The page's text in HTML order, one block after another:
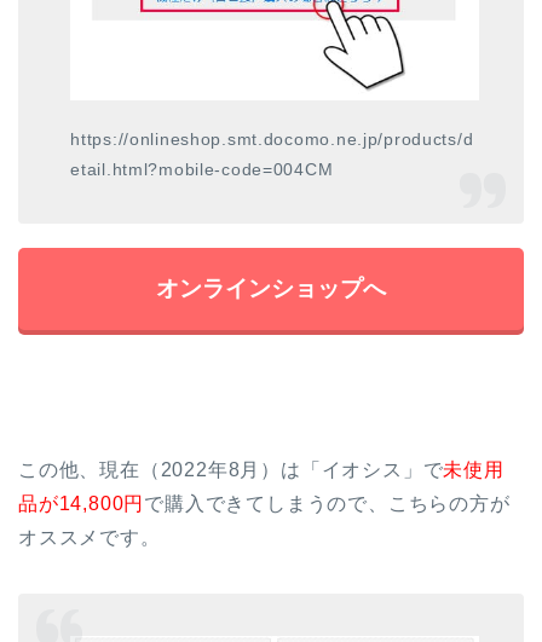
https://onlineshop.smt.docomo.ne.jp/products/d
etail.html?mobile-code=004CM
オンラインショップへ
この他、現在（2022年8月）は「イオシス」で未使用
品が14,800円 で購入できてしまうので、こちらの方が
オススメです。